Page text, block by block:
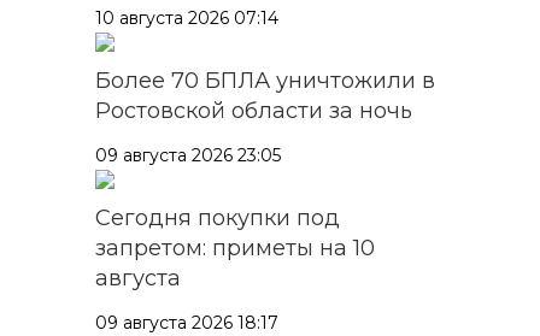
10 августа 2026 07:14
Более 70 БПЛА уничтожили в
Ростовской области за ночь
09 августа 2026 23:05
Сегодня покупки под
запретом: приметы на 10
августа
09 августа 2026 18:17